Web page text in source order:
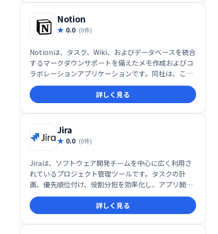
Notion
0.0 (0件)
Notionは、タスク、Wiki、およびデータベースを統合
するマークダウンサポートを備えたメモ作成およびコ
ラボレーションアプリケーションです。同社は、この
アプリをメモ作成、プロジェクト管理、タスク管理の
ためのオールインワンワークスペースと説明していま
す。
詳しく見る
Jira
0.0 (0件)
Jiraは、ソフトウェア開発チームを中心に広く利用さ
れているプロジェクト管理ツールです。タスクの計
画、優先順位付け、役割分担を効率化し、アプリ開発
プロセスの概念化から実行までをスムーズに支援しま
す。15年以上の歴史と継続的なアップデートにより、
最新の開発トレンドにも対応可能です。
詳しく見る